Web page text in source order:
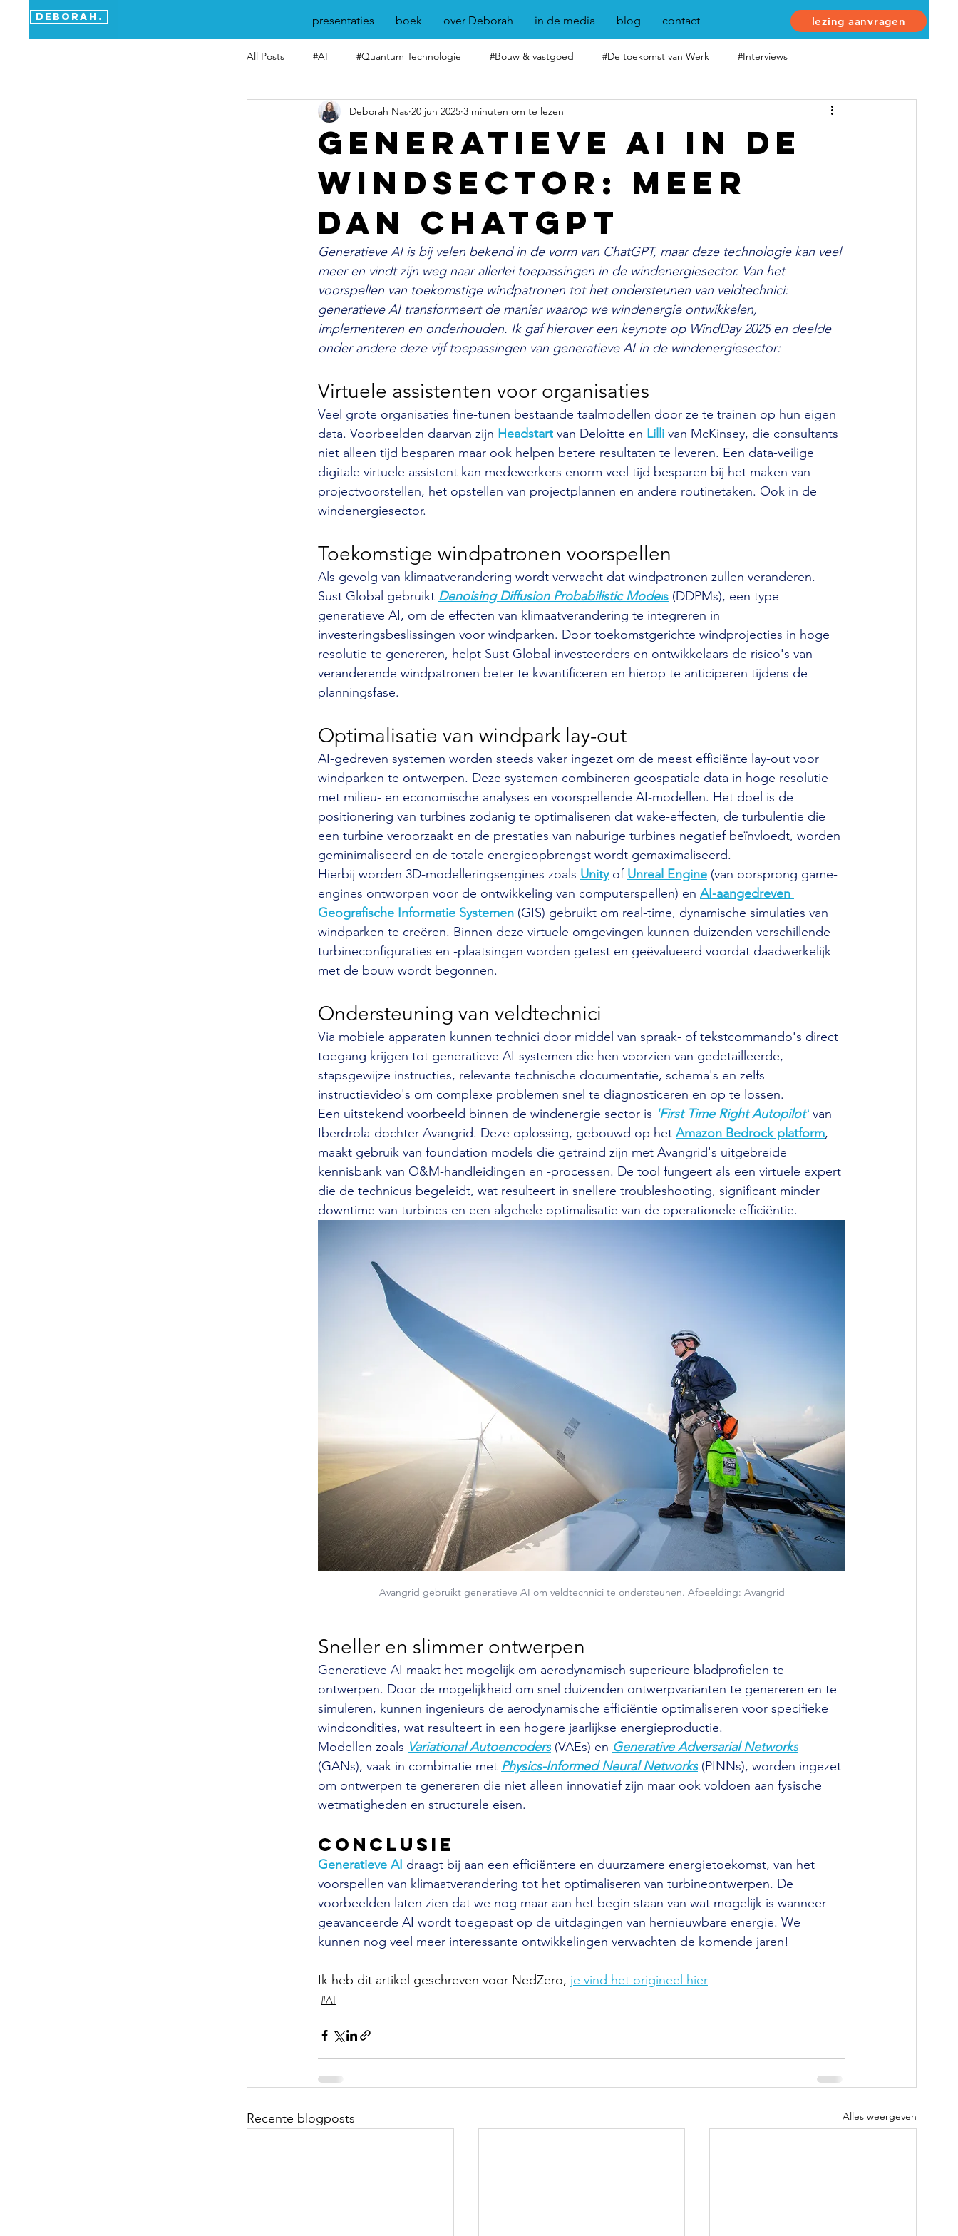
DEBORAH. presentaties boek over Deborah in de media blog contact lezing aanvragen
All Posts #AI #Quantum Technologie #Bouw & vastgoed #De toekomst van Werk #Interviews
Generatieve AI in de
windsector: meer
dan ChatGPT
Deborah Nas 20 jun 2025 3 minuten om te lezen
Generatieve AI is bij velen bekend in de vorm van ChatGPT, maar deze technologie kan veel
meer en vindt zijn weg naar allerlei toepassingen in de windenergiesector. Van het
voorspellen van toekomstige windpatronen tot het ondersteunen van veldtechnici:
generatieve AI transformeert de manier waarop we windenergie ontwikkelen,
implementeren en onderhouden. Ik gaf hierover een keynote op WindDay 2025 en deelde
onder andere deze vijf toepassingen van generatieve AI in de windenergiesector:
Virtuele assistenten voor organisaties
Veel grote organisaties fine-tunen bestaande taalmodellen door ze te trainen op hun eigen
data. Voorbeelden daarvan zijn Headstart van Deloitte en Lilli van McKinsey, die consultants
niet alleen tijd besparen maar ook helpen betere resultaten te leveren. Een data-veilige
digitale virtuele assistent kan medewerkers enorm veel tijd besparen bij het maken van
projectvoorstellen, het opstellen van projectplannen en andere routinetaken. Ook in de
windenergiesector.
Toekomstige windpatronen voorspellen
Als gevolg van klimaatverandering wordt verwacht dat windpatronen zullen veranderen.
Sust Global gebruikt Denoising Diffusion Probabilistic Models (DDPMs), een type
generatieve AI, om de effecten van klimaatverandering te integreren in
investeringsbeslissingen voor windparken. Door toekomstgerichte windprojecties in hoge
resolutie te genereren, helpt Sust Global investeerders en ontwikkelaars de risico's van
veranderende windpatronen beter te kwantificeren en hierop te anticiperen tijdens de
planningsfase.
Optimalisatie van windpark lay-out
AI-gedreven systemen worden steeds vaker ingezet om de meest efficiënte lay-out voor
windparken te ontwerpen. Deze systemen combineren geospatiale data in hoge resolutie
met milieu- en economische analyses en voorspellende AI-modellen. Het doel is de
positionering van turbines zodanig te optimaliseren dat wake-effecten, de turbulentie die
een turbine veroorzaakt en de prestaties van naburige turbines negatief beïnvloedt, worden
geminimaliseerd en de totale energieopbrengst wordt gemaximaliseerd.
Hierbij worden 3D-modelleringsengines zoals Unity of Unreal Engine (van oorsprong game-
engines ontworpen voor de ontwikkeling van computerspellen) en AI-aangedreven
Geografische Informatie Systemen (GIS) gebruikt om real-time, dynamische simulaties van
windparken te creëren. Binnen deze virtuele omgevingen kunnen duizenden verschillende
turbineconfiguraties en -plaatsingen worden getest en geëvalueerd voordat daadwerkelijk
met de bouw wordt begonnen.
Ondersteuning van veldtechnici
Via mobiele apparaten kunnen technici door middel van spraak- of tekstcommando's direct
toegang krijgen tot generatieve AI-systemen die hen voorzien van gedetailleerde,
stapsgewijze instructies, relevante technische documentatie, schema's en zelfs
instructievideo's om complexe problemen snel te diagnosticeren en op te lossen.
Een uitstekend voorbeeld binnen de windenergie sector is 'First Time Right Autopilot' van
Iberdrola-dochter Avangrid. Deze oplossing, gebouwd op het Amazon Bedrock platform,
maakt gebruik van foundation models die getraind zijn met Avangrid's uitgebreide
kennisbank van O&M-handleidingen en -processen. De tool fungeert als een virtuele expert
die de technicus begeleidt, wat resulteert in snellere troubleshooting, significant minder
downtime van turbines en een algehele optimalisatie van de operationele efficiëntie.
Avangrid gebruikt generatieve AI om veldtechnici te ondersteunen. Afbeelding: Avangrid
Sneller en slimmer ontwerpen
Generatieve AI maakt het mogelijk om aerodynamisch superieure bladprofielen te
ontwerpen. Door de mogelijkheid om snel duizenden ontwerpvarianten te genereren en te
simuleren, kunnen ingenieurs de aerodynamische efficiëntie optimaliseren voor specifieke
windcondities, wat resulteert in een hogere jaarlijkse energieproductie.
Modellen zoals Variational Autoencoders (VAEs) en Generative Adversarial Networks
(GANs), vaak in combinatie met Physics-Informed Neural Networks (PINNs), worden ingezet
om ontwerpen te genereren die niet alleen innovatief zijn maar ook voldoen aan fysische
wetmatigheden en structurele eisen.
Conclusie
Generatieve AI draagt bij aan een efficiëntere en duurzamere energietoekomst, van het
voorspellen van klimaatverandering tot het optimaliseren van turbineontwerpen. De
voorbeelden laten zien dat we nog maar aan het begin staan van wat mogelijk is wanneer
geavanceerde AI wordt toegepast op de uitdagingen van hernieuwbare energie. We
kunnen nog veel meer interessante ontwikkelingen verwachten de komende jaren!
Ik heb dit artikel geschreven voor NedZero, je vind het origineel hier
#AI
Recente blogposts Alles weergeven